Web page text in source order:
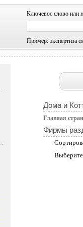
Ключевое слово или
Пример: экспертиза
Дома и
Главная
Фирмы